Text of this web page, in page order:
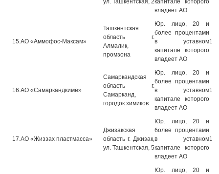
ул. Ташкентская, 2 капитале которого
владеет АО
15.АО «Аммофос-Максам»
Ташкентская
область г.
Алмалик,
промзона
Юр. лицо, 20 и
более процентами
в уставном
капитале которого
владеет АО
16.АО «Самаркандкимё»
Самаркандская
область г.
Самарканд,
городок химиков
Юр. лицо, 20 и
более процентами
в уставном
капитале которого
владеет АО
17.АО «Жиззах пластмасса»
Джизакская
область г. Джизак,
ул. Ташкентская, 5
Юр. лицо, 20 и
более процентами
в уставном
капитале которого
владеет АО
Юр. лицо, 20 и